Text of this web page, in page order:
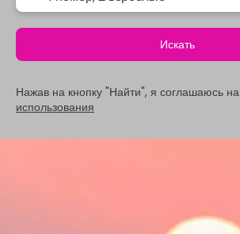
Искать
Нажав на кнопку "Найти", я соглашаюсь на
использования